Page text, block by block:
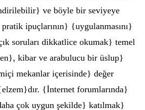
ve böyle bir seviyeye
ipuçlarının} {uygulanmasını}
soruları dikkatlice okumak} temel
kibar ve arabulucu bir üslup}
mekanlar içerisinde} değer
{İnternet forumlarında}
çok uygun şekilde} katılmak}